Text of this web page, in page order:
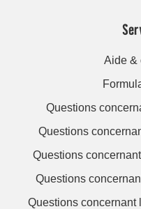
Aide &
Questions
Questions
Questions
Questions
Questions concernant